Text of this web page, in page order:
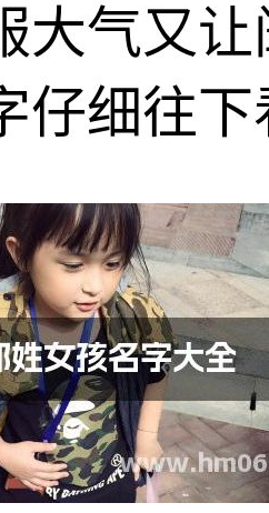
大气又
仔细往下